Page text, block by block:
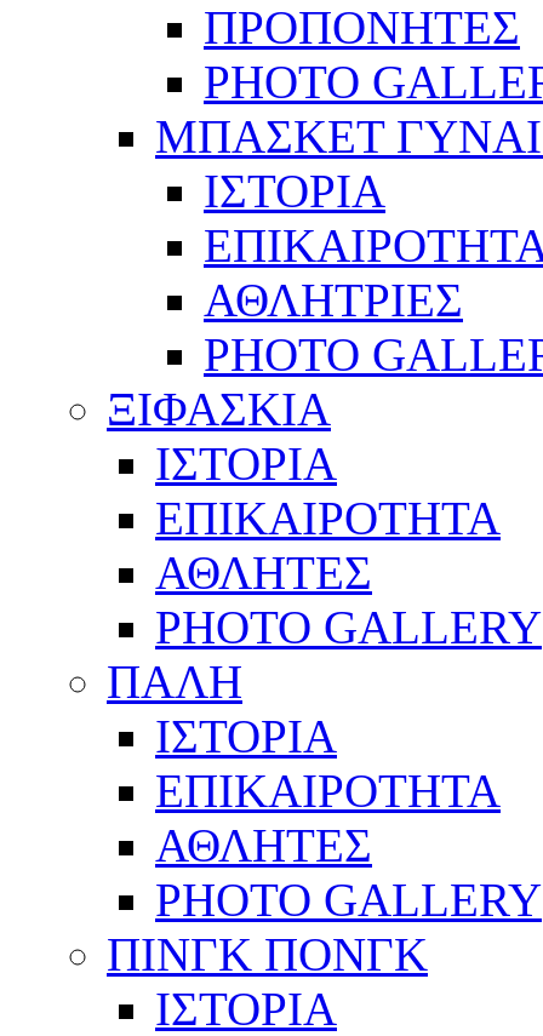
ΠΡΟΠΟΝΗΤΕΣ
PHOTO
ΜΠΑΣΚΕΤ
ΙΣΤΟΡΙΑ
ΑΘΛΗΤΡΙΕΣ
PHOTO
ΞΙΦΑΣΚΙΑ
ΙΣΤΟΡΙΑ
ΕΠΙΚΑΙΡΟΤΗΤΑ
ΑΘΛΗΤΕΣ
PHOTO GALLERY
ΠΑΛΗ
ΙΣΤΟΡΙΑ
ΕΠΙΚΑΙΡΟΤΗΤΑ
ΑΘΛΗΤΕΣ
PHOTO GALLERY
ΠΙΝΓΚ ΠΟΝΓΚ
ΙΣΤΟΡΙΑ